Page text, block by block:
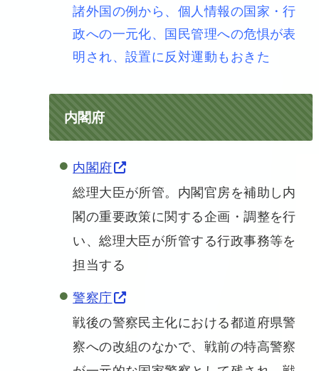
諸外国の例から、個人情報の国家・行
政への一元化、国民管理への危惧が表
明され、設置に反対運動もおきた
内閣府
内閣府
総理大臣が所管。内閣官房を補助し内
閣の重要政策に関する企画・調整を行
い、総理大臣が所管する行政事務等を
担当する
警察庁
戦後の警察民主化における都道府県警
察への改組のなかで、戦前の特高警察